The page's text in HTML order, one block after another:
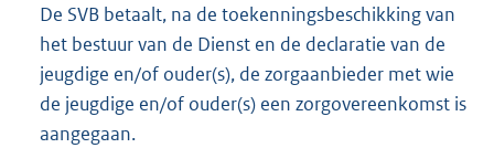
De SVB betaalt, na de toekenningsbeschikking van
het bestuur van de Dienst en de declaratie van de
jeugdige en/of ouder(s), de zorgaanbieder met wie
de jeugdige en/of ouder(s) een zorgovereenkomst is
aangegaan.